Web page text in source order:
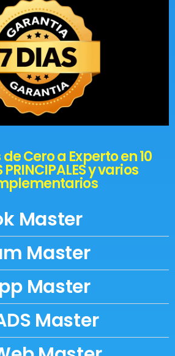
Cero a Experto en 10
PRINCIPALES y varios
Master
Master
Master
Master